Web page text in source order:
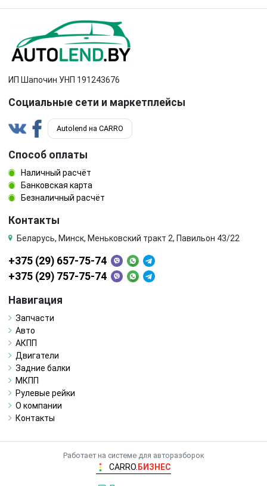
ИП Шапочин УНП 191243676
Социальные сети и маркетплейсы
Autolend на CARRO
Способ оплаты
Наличный расчёт
Банковская карта
Безналичный расчёт
Контакты
Беларусь, Минск, Меньковский тракт 2, Павильон 43/22
+375 (29) 657-75-74
+375 (29) 757-75-74
Навигация
Запчасти
Авто
АКПП
Двигатели
Задние балки
МКПП
Рулевые рейки
О компании
Контакты
Работает на системе для авторазборок
CARRO. БИЗНЕС